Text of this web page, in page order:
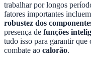
trabalhar por longos
fatores importantes
robustez dos
presença de funções
tudo isso para garantir
combate ao calorão.